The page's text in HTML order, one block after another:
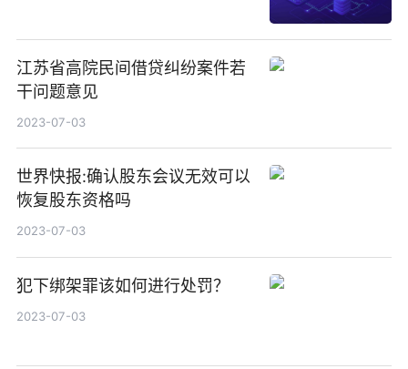
江苏省高院民间借贷纠纷案件若
干问题意见
2023-07-03
世界快报:确认股东会议无效可以
恢复股东资格吗
2023-07-03
犯下绑架罪该如何进行处罚？
2023-07-03